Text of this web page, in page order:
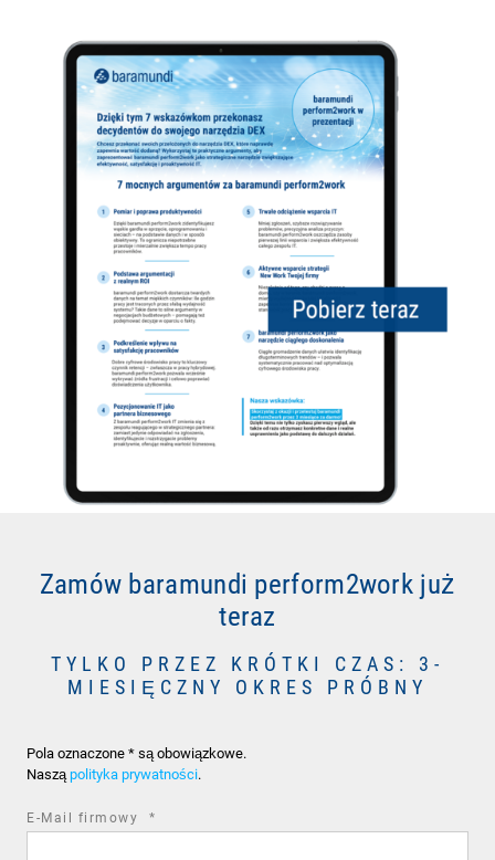
Zamów baramundi perform2work już
teraz
TYLKO PRZEZ KRÓTKI CZAS: 3-
MIESIĘCZNY OKRES PRÓBNY
Pola oznaczone * są obowiązkowe.
Nasząpolityka prywatności.
E-Mail firmowy *